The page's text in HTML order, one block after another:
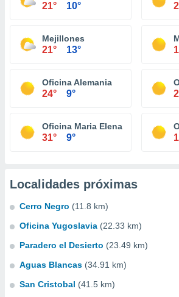
21° 10°
Mejillones
21° 13°
Oficina Alemania
24° 9°
Oficina Maria Elena
31° 9°
Localidades próximas
Cerro Negro (11.8 km)
Oficina Yugoslavia (22.33 km)
Paradero el Desierto (23.49 km)
Aguas Blancas (34.91 km)
San Cristobal (41.5 km)